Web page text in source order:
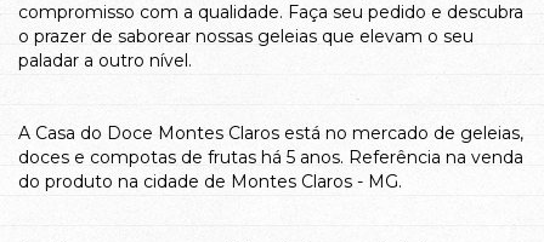
compromisso com a qualidade. Faça seu pedido e descubra
o prazer de saborear nossas geleias que elevam o seu
paladar a outro nível.
A Casa do Doce Montes Claros está no mercado de geleias,
doces e compotas de frutas há 5 anos. Referência na venda
do produto na cidade de Montes Claros - MG.